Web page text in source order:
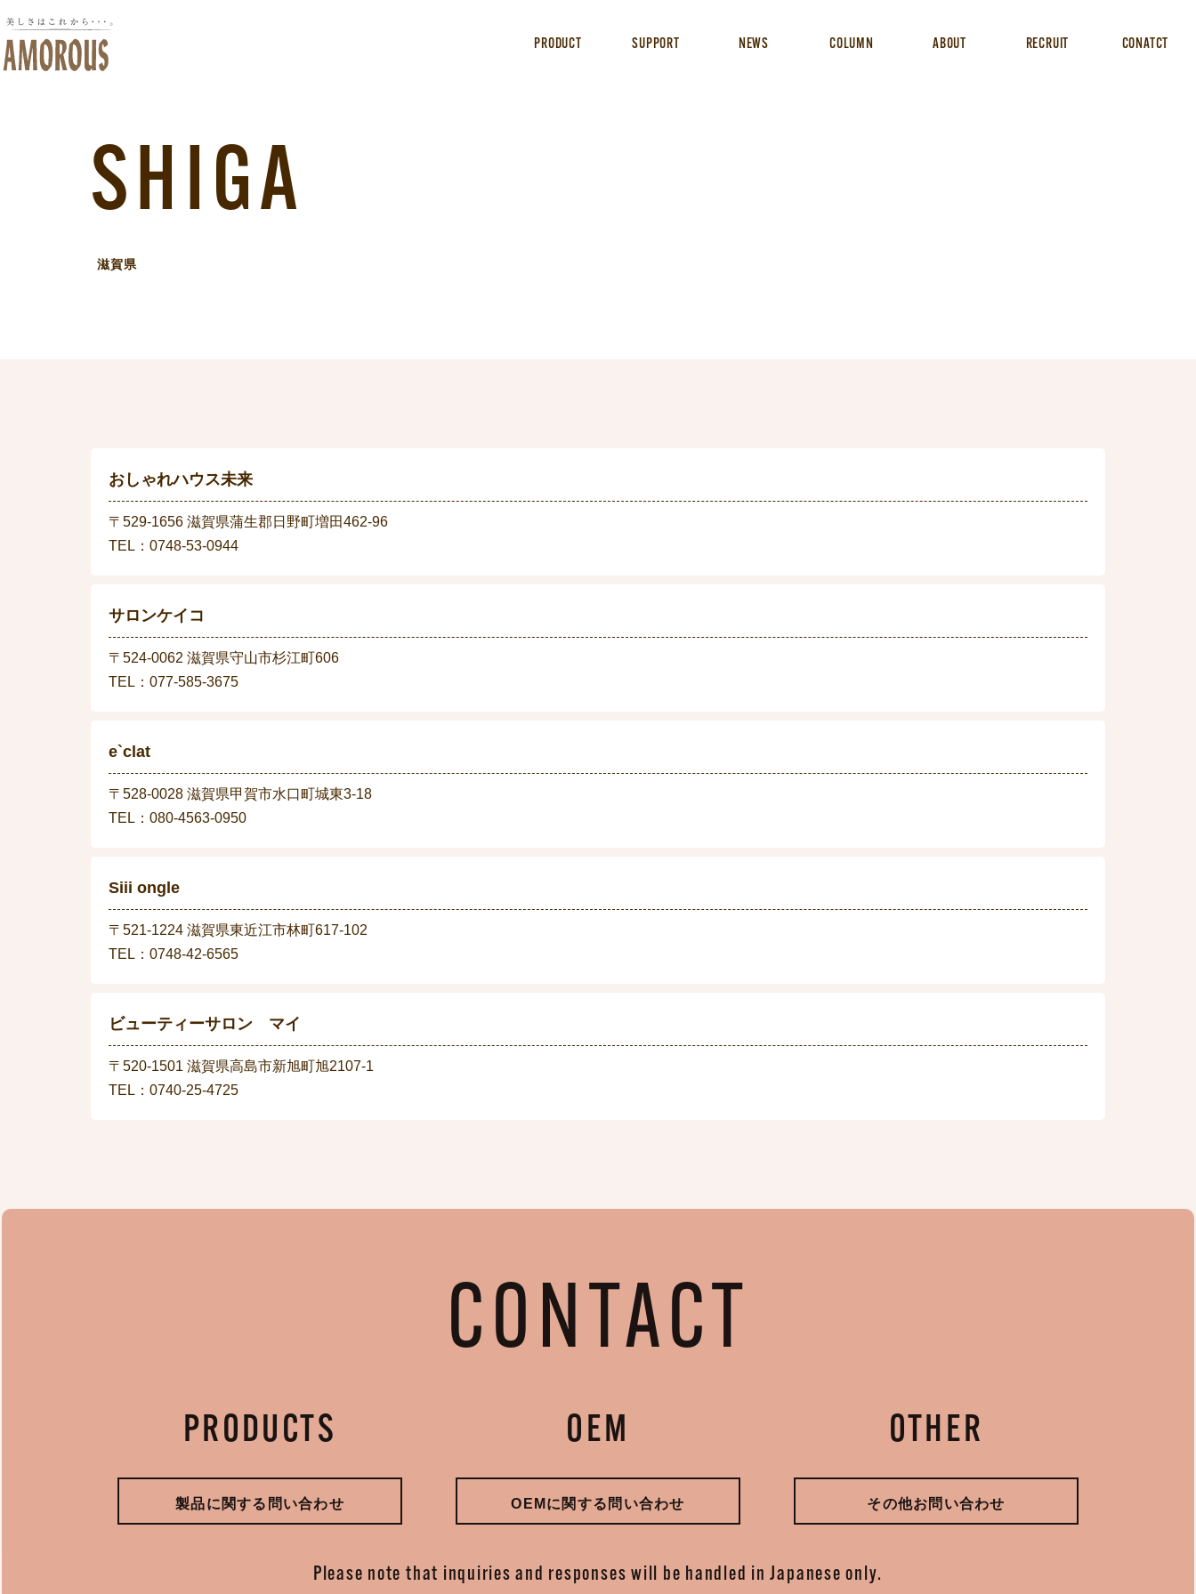
PRODUCT SUPPORT NEWS COLUMN ABOUT RECRUIT CONATCT
SHIGA
滋賀県
おしゃれハウス未来
〒529-1656 滋賀県蒲生郡日野町増田462-96
TEL：0748-53-0944
サロンケイコ
〒524-0062 滋賀県守山市杉江町606
TEL：077-585-3675
e`clat
〒528-0028 滋賀県甲賀市水口町城東3-18
TEL：080-4563-0950
Siii ongle
〒521-1224 滋賀県東近江市林町617-102
TEL：0748-42-6565
ビューティーサロン マイ
〒520-1501 滋賀県高島市新旭町旭2107-1
TEL：0740-25-4725
CONTACT
PRODUCTS
製品に関する問い合わせ
OEM
OEMに関する問い合わせ
OTHER
その他お問い合わせ
Please note that inquiries and responses will be handled in Japanese only.